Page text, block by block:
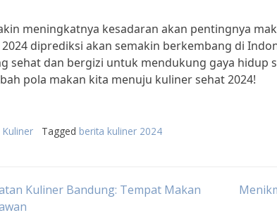
meningkatnya kesadaran akan pentingnya
diprediksi akan semakin berkembang di
sehat dan bergizi untuk mendukung gaya hidup
pola makan kita menuju kuliner sehat 2024!
Kuliner Tagged berita kuliner 2024
Kuliner Bandung: Tempat Makan